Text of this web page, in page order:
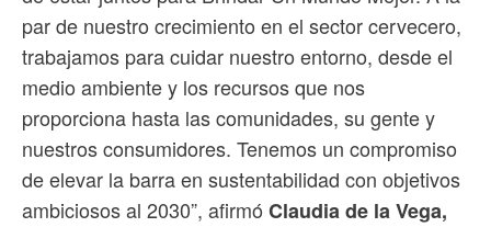
par de nuestro crecimiento en el sector cervecero,
trabajamos para cuidar nuestro entorno, desde el
medio ambiente y los recursos que nos
proporciona hasta las comunidades, su gente y
nuestros consumidores. Tenemos un compromiso
de elevar la barra en sustentabilidad con objetivos
ambiciosos al 2030”, afirmó Claudia de la Vega,